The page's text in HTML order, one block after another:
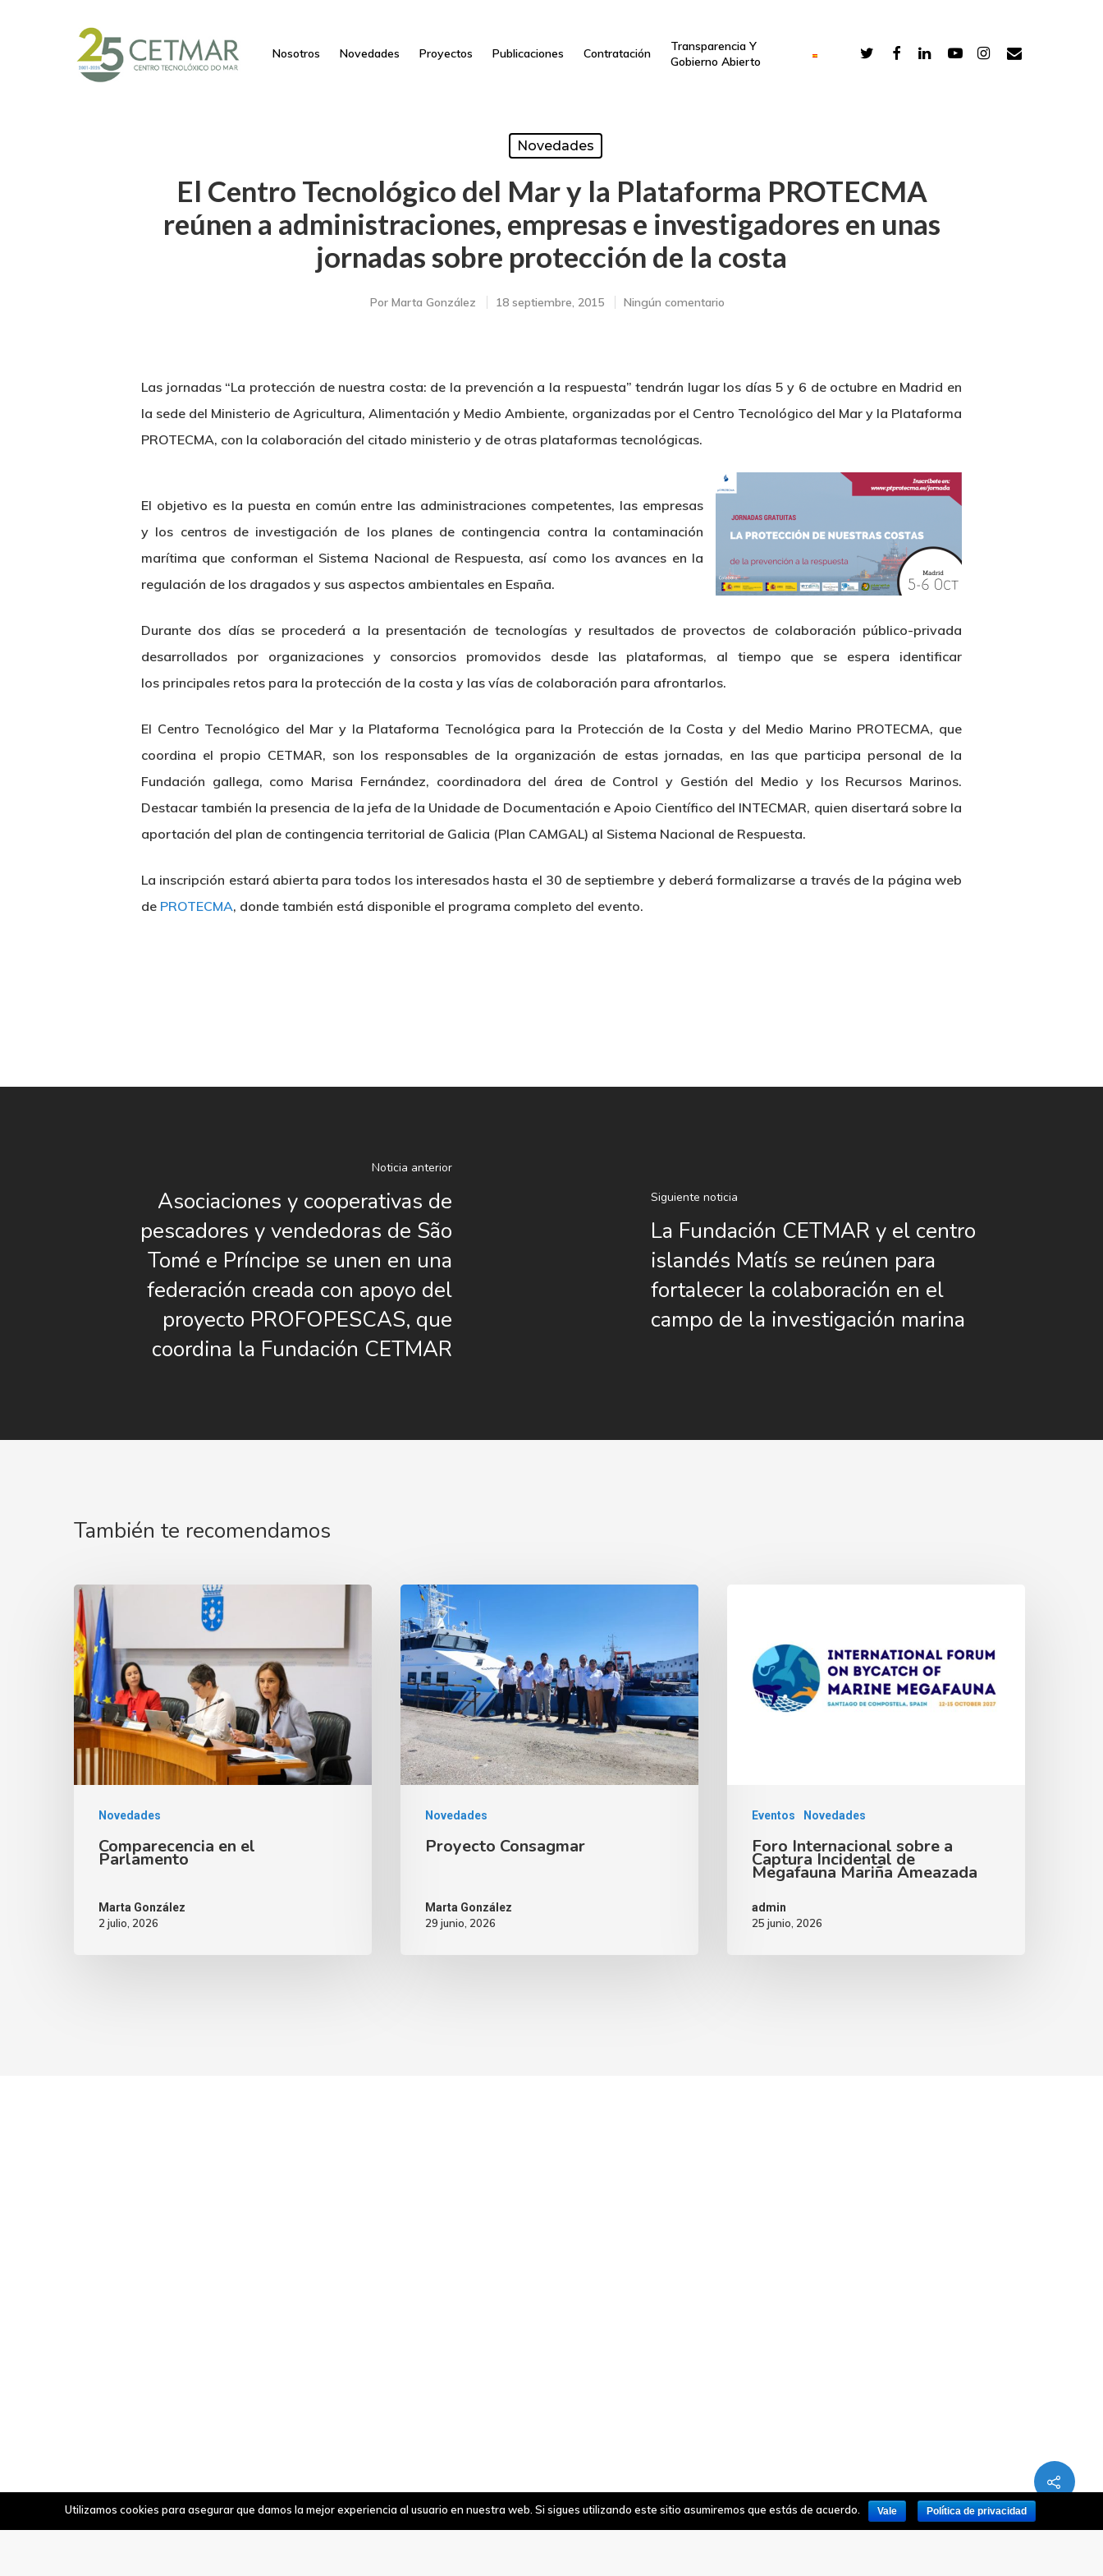
Nosotros Novedades Proyectos Publicaciones Contratación
Transparencia Y
Gobierno Abierto
Novedades
El Centro Tecnológico del Mar y la Plataforma PROTECMA
reúnen a administraciones, empresas e investigadores en unas
jornadas sobre protección de la costa
Por Marta González 18 septiembre, 2015 Ningún comentario
Las jornadas “La protección de nuestra costa: de la prevención a la respuesta” tendrán lugar los días 5 y 6 de octubre en Madrid en
la sede del Ministerio de Agricultura, Alimentación y Medio Ambiente, organizadas por el Centro Tecnológico del Mar y la Plataforma
PROTECMA, con la colaboración del citado ministerio y de otras plataformas tecnológicas.
El objetivo es la puesta en común entre las administraciones competentes, las empresas
y los centros de investigación de los planes de contingencia contra la contaminación
marítima que conforman el Sistema Nacional de Respuesta, así como los avances en la
regulación de los dragados y sus aspectos ambientales en España.
Durante dos días se procederá a la presentación de tecnologías y resultados de provectos de colaboración público-privada
desarrollados por organizaciones y consorcios promovidos desde las plataformas, al tiempo que se espera identificar
los principales retos para la protección de la costa y las vías de colaboración para afrontarlos.
El Centro Tecnológico del Mar y la Plataforma Tecnológica para la Protección de la Costa y del Medio Marino PROTECMA, que
coordina el propio CETMAR, son los responsables de la organización de estas jornadas, en las que participa personal de la
Fundación gallega, como Marisa Fernández, coordinadora del área de Control y Gestión del Medio y los Recursos Marinos.
Destacar también la presencia de la jefa de la Unidade de Documentación e Apoio Científico del INTECMAR, quien disertará sobre la
aportación del plan de contingencia territorial de Galicia (Plan CAMGAL) al Sistema Nacional de Respuesta.
La inscripción estará abierta para todos los interesados hasta el 30 de septiembre y deberá formalizarse a través de la página web
de PROTECMA, donde también está disponible el programa completo del evento.
Noticia anterior
Asociaciones y cooperativas de
pescadores y vendedoras de São
Tomé e Príncipe se unen en una
federación creada con apoyo del
proyecto PROFOPESCAS, que
coordina la Fundación CETMAR
Siguiente noticia
La Fundación CETMAR y el centro
islandés Matís se reúnen para
fortalecer la colaboración en el
campo de la investigación marina
También te recomendamos
Novedades
Comparecencia en el
Parlamento
Marta González
2 julio, 2026
Novedades
Proyecto Consagmar
Marta González
29 junio, 2026
Eventos Novedades
Foro Internacional sobre a
Captura Incidental de
Megafauna Mariña Ameazada
admin
25 junio, 2026
Utilizamos cookies para asegurar que damos la mejor experiencia al usuario en nuestra web. Si sigues utilizando este sitio asumiremos que estás de acuerdo. Vale Política de privacidad